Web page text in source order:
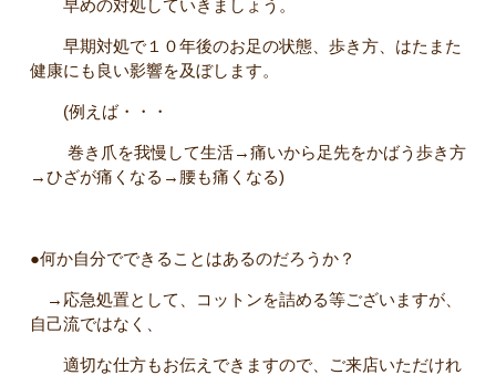
早めの対処していきましょう。
早期対処で１０年後のお足の状態、歩き方、はたまた
健康にも良い影響を及ぼします。
(例えば・・・
巻き爪を我慢して生活→痛いから足先をかばう歩き方
→ひざが痛くなる→腰も痛くなる)
●何か自分でできることはあるのだろうか？
→応急処置として、コットンを詰める等ございますが、
自己流ではなく、
適切な仕方もお伝えできますので、ご来店いただけれ